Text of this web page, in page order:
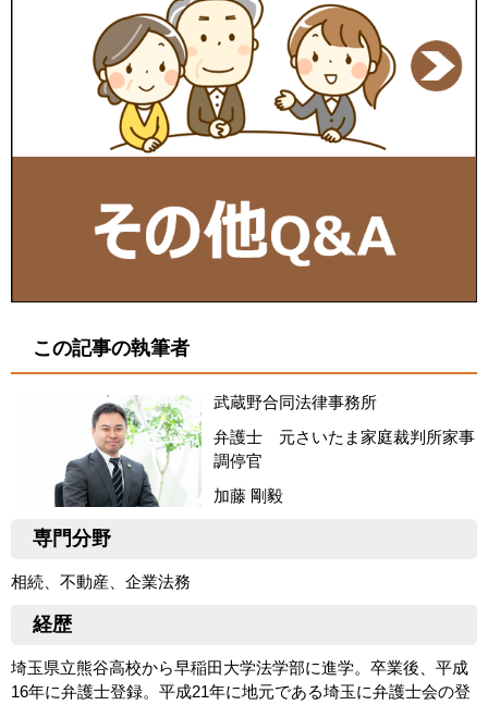
この記事の執筆者
武蔵野合同法律事務所
弁護士 元さいたま家庭裁判所家事
調停官
加藤 剛毅
専門分野
相続、不動産、企業法務
経歴
埼玉県立熊谷高校から早稲田大学法学部に進学。卒業後、平成
16年に弁護士登録。平成21年に地元である埼玉に弁護士会の登